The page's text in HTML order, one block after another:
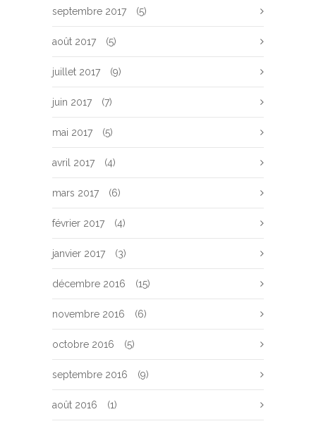
septembre 2017 (5)
août 2017 (5)
juillet 2017 (9)
juin 2017 (7)
mai 2017 (5)
avril 2017 (4)
mars 2017 (6)
février 2017 (4)
janvier 2017 (3)
décembre 2016 (15)
novembre 2016 (6)
octobre 2016 (5)
septembre 2016 (9)
août 2016 (1)